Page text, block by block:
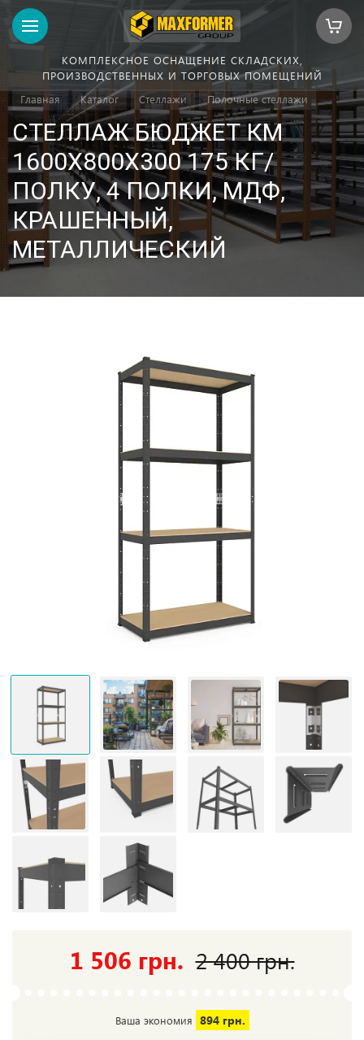
КОМПЛЕКСНОЕ ОСНАЩЕНИЕ СКЛАДСКИХ,
ПРОИЗВОДСТВЕННЫХ И ТОРГОВЫХ ПОМЕЩЕНИЙ
Главная
Каталог Стеллажи Полочные стеллажи
СТЕЛЛАЖ БЮДЖЕТ КМ
1600Х800Х300 175 КГ/
ПОЛКУ, 4 ПОЛКИ, МДФ,
КРАШЕННЫЙ,
МЕТАЛЛИЧЕСКИЙ
1 506 грн. 2 400 грн.
Ваша экономия 894 грн.